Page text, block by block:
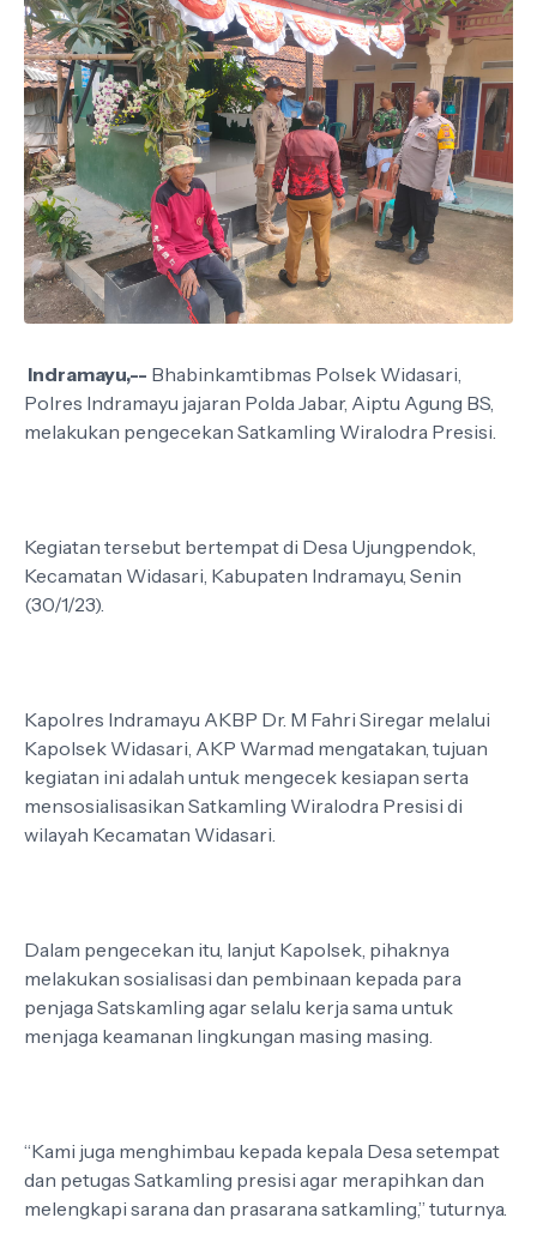
Indramayu,-- Bhabinkamtibmas Polsek Widasari,
Polres Indramayu jajaran Polda Jabar, Aiptu Agung BS,
melakukan pengecekan Satkamling Wiralodra Presisi.
Kegiatan tersebut bertempat di Desa Ujungpendok,
Kecamatan Widasari, Kabupaten Indramayu, Senin
(30/1/23).
Kapolres Indramayu AKBP Dr. M Fahri Siregar melalui
Kapolsek Widasari, AKP Warmad mengatakan, tujuan
kegiatan ini adalah untuk mengecek kesiapan serta
mensosialisasikan Satkamling Wiralodra Presisi di
wilayah Kecamatan Widasari.
Dalam pengecekan itu, lanjut Kapolsek, pihaknya
melakukan sosialisasi dan pembinaan kepada para
penjaga Satskamling agar selalu kerja sama untuk
menjaga keamanan lingkungan masing masing.
“Kami juga menghimbau kepada kepala Desa setempat
dan petugas Satkamling presisi agar merapihkan dan
melengkapi sarana dan prasarana satkamling,” tuturnya.